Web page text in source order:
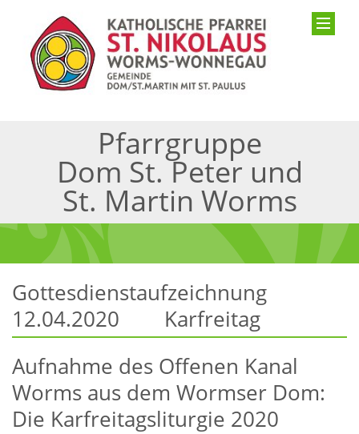
Pfarrgruppe
Dom St. Peter und
St. Martin Worms
Gottesdienstaufzeichnung
12.04.2020 Karfreitag
Aufnahme des Offenen Kanal
Worms aus dem Wormser Dom:
Die Karfreitagsliturgie 2020